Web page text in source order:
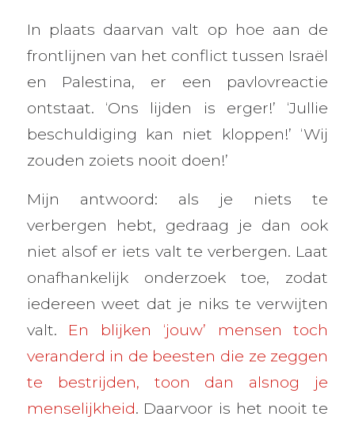
In plaats daarvan valt op hoe aan de
frontlijnen van het conflict tussen Israël
en Palestina, er een pavlovreactie
ontstaat. ‘Ons lijden is erger!’ ‘Jullie
beschuldiging kan niet kloppen!’ ‘Wij
zouden zoiets nooit doen!’
Mijn antwoord: als je niets te
verbergen hebt, gedraag je dan ook
niet alsof er iets valt te verbergen. Laat
onafhankelijk onderzoek toe, zodat
iedereen weet dat je niks te verwijten
valt. En blijken ‘jouw’ mensen toch
veranderd in de beesten die ze zeggen
te bestrijden, toon dan alsnog je
menselijkheid. Daarvoor is het nooit te